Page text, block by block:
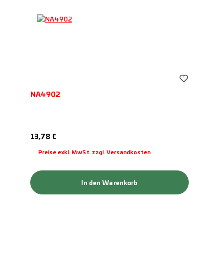
NA4902
Regulärer Preis:
13,78 €
Preise exkl. MwSt. zzgl. Versandkosten
In den Warenkorb